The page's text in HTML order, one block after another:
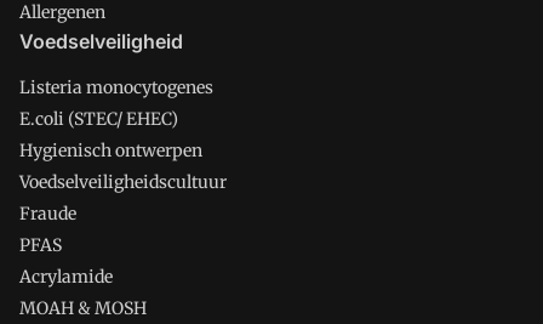
Allergenen
Voedselveiligheid
Listeria monocytogenes
E.coli (STEC/ EHEC)
Hygienisch ontwerpen
Voedselveiligheidscultuur
Fraude
PFAS
Acrylamide
MOAH & MOSH